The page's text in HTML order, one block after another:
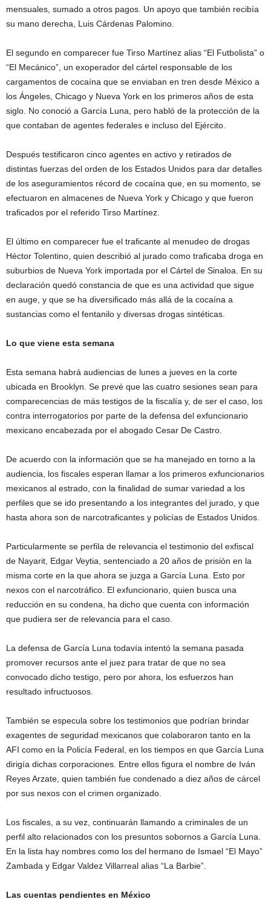
mensuales, sumado a otros pagos. Un apoyo que también recibía
su mano derecha, Luis Cárdenas Palomino.
El segundo en comparecer fue Tirso Martínez alias “El Futbolista” o
“El Mecánico”, un exoperador del cártel responsable de los
cargamentos de cocaína que se enviaban en tren desde México a
los Ángeles, Chicago y Nueva York en los primeros años de esta
siglo. No conoció a García Luna, pero habló de la protección de la
que contaban de agentes federales e incluso del Ejército.
Después testificaron cinco agentes en activo y retirados de
distintas fuerzas del orden de los Estados Unidos para dar detalles
de los aseguramientos récord de cocaína que, en su momento, se
efectuaron en almacenes de Nueva York y Chicago y que fueron
traficados por el referido Tirso Martínez.
El último en comparecer fue el traficante al menudeo de drogas
Héctor Tolentino, quien describió al jurado como traficaba droga en
suburbios de Nueva York importada por el Cártel de Sinaloa. En su
declaración quedó constancia de que es una actividad que sigue
en auge, y que se ha diversificado más allá de la cocaína a
sustancias como el fentanilo y diversas drogas sintéticas.
Lo que viene esta semana
Esta semana habrá audiencias de lunes a jueves en la corte
ubicada en Brooklyn. Se prevé que las cuatro sesiones sean para
comparecencias de más testigos de la fiscalía y, de ser el caso, los
contra interrogatorios por parte de la defensa del exfuncionario
mexicano encabezada por el abogado Cesar De Castro.
De acuerdo con la información que se ha manejado en torno a la
audiencia, los fiscales esperan llamar a los primeros exfuncionarios
mexicanos al estrado, con la finalidad de sumar variedad a los
perfiles que se ido presentando a los integrantes del jurado, y que
hasta ahora son de narcotraficantes y policías de Estados Unidos.
Particularmente se perfila de relevancia el testimonio del exfiscal
de Nayarit, Edgar Veytia, sentenciado a 20 años de prisión en la
misma corte en la que ahora se juzga a García Luna. Esto por
nexos con el narcotráfico. El exfuncionario, quien busca una
reducción en su condena, ha dicho que cuenta con información
que pudiera ser de relevancia para el caso.
La defensa de García Luna todavía intentó la semana pasada
promover recursos ante el juez para tratar de que no sea
convocado dicho testigo, pero por ahora, los esfuerzos han
resultado infructuosos.
También se especula sobre los testimonios que podrían brindar
exagentes de seguridad mexicanos que colaboraron tanto en la
AFI como en la Policía Federal, en los tiempos en que García Luna
dirigía dichas corporaciones. Entre ellos figura el nombre de Iván
Reyes Arzate, quien también fue condenado a diez años de cárcel
por sus nexos con el crimen organizado.
Los fiscales, a su vez, continuarán llamando a criminales de un
perfil alto relacionados con los presuntos sobornos a García Luna.
En la lista hay nombres como los del hermano de Ismael “El Mayo”
Zambada y Edgar Valdez Villarreal alias “La Barbie”.
Las cuentas pendientes en México